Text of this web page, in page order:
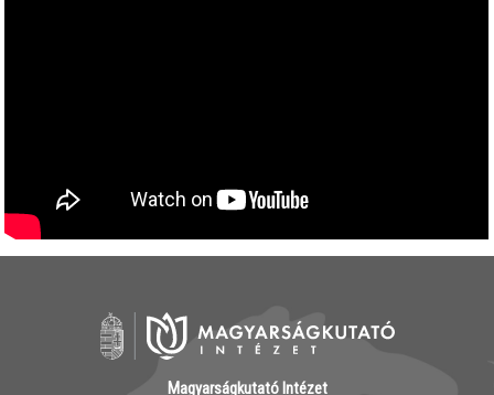
Magyarságkutató Intézet